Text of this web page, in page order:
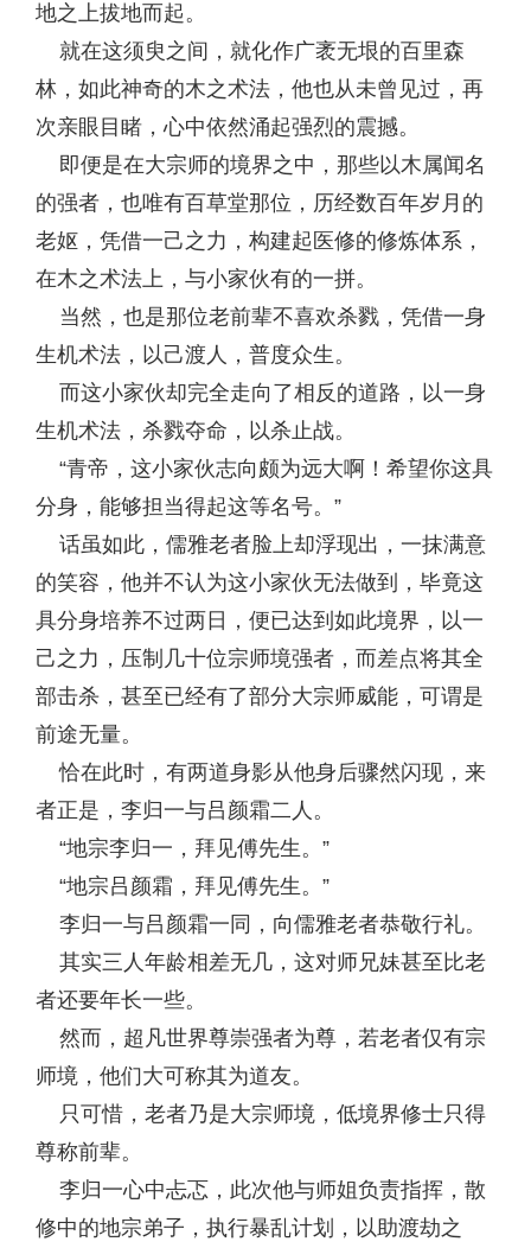
地之上拔地而起。
就在这须臾之间，就化作广袤无垠的百里森
林，如此神奇的木之术法，他也从未曾见过，再
次亲眼目睹，心中依然涌起强烈的震撼。
即便是在大宗师的境界之中，那些以木属闻名
的强者，也唯有百草堂那位，历经数百年岁月的
老妪，凭借一己之力，构建起医修的修炼体系，
在木之术法上，与小家伙有的一拼。
当然，也是那位老前辈不喜欢杀戮，凭借一身
生机术法，以己渡人，普度众生。
而这小家伙却完全走向了相反的道路，以一身
生机术法，杀戮夺命，以杀止战。
“青帝，这小家伙志向颇为远大啊！希望你这具
分身，能够担当得起这等名号。”
话虽如此，儒雅老者脸上却浮现出，一抹满意
的笑容，他并不认为这小家伙无法做到，毕竟这
具分身培养不过两日，便已达到如此境界，以一
己之力，压制几十位宗师境强者，而差点将其全
部击杀，甚至已经有了部分大宗师威能，可谓是
前途无量。
恰在此时，有两道身影从他身后骤然闪现，来
者正是，李归一与吕颜霜二人。
“地宗李归一，拜见傅先生。”
“地宗吕颜霜，拜见傅先生。”
李归一与吕颜霜一同，向儒雅老者恭敬行礼。
其实三人年龄相差无几，这对师兄妹甚至比老
者还要年长一些。
然而，超凡世界尊崇强者为尊，若老者仅有宗
师境，他们大可称其为道友。
只可惜，老者乃是大宗师境，低境界修士只得
尊称前辈。
李归一心中忐忑，此次他与师姐负责指挥，散
修中的地宗弟子，执行暴乱计划，以助渡劫之